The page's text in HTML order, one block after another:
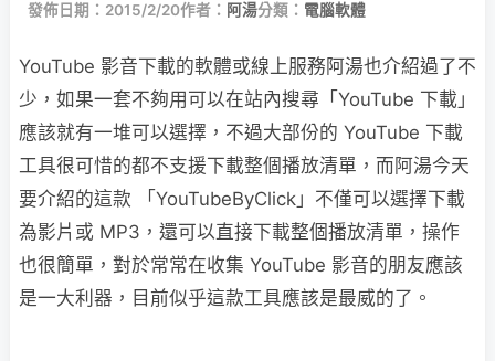
發佈日期：2015/2/20作者： 阿湯分類： 電腦軟體
YouTube 影音下載的軟體或線上服務阿湯也介紹過了不
少，如果一套不夠用可以在站內搜尋「YouTube 下載」
應該就有一堆可以選擇，不過大部份的 YouTube 下載
工具很可惜的都不支援下載整個播放清單，而阿湯今天
要介紹的這款 「YouTubeByClick」不僅可以選擇下載
為影片或 MP3，還可以直接下載整個播放清單，操作
也很簡單，對於常常在收集 YouTube 影音的朋友應該
是一大利器，目前似乎這款工具應該是最威的了。